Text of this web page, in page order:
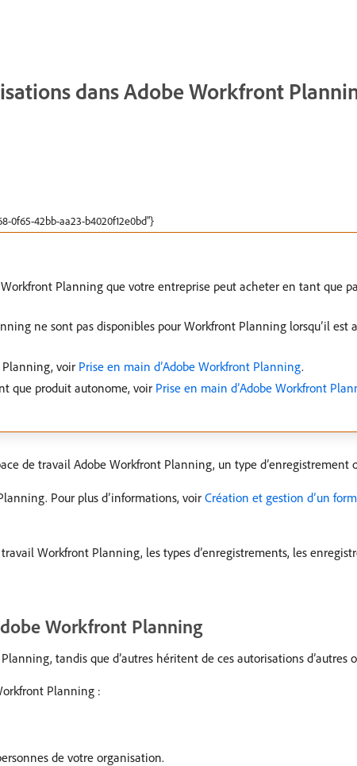
dans Adobe Workfront
0f65-42bb-aa23-b4020f12e0bd"}
Planning que votre entreprise peut acheter en tant que
ne sont pas disponibles pour Workfront Planning lorsqu’il
Planning, voir Prise en main d’Adobe Workfront Planning.
que produit autonome, voir Prise en main d’Adobe Workfront
de travail Adobe Workfront Planning, un type d’enregistrement
Pour plus d’informations, voir Création et gestion d’un
Workfront Planning, les types d’enregistrements, les
Workfront Planning
tandis que d’autres héritent de ces autorisations d’autres
Planning :
de votre organisation.